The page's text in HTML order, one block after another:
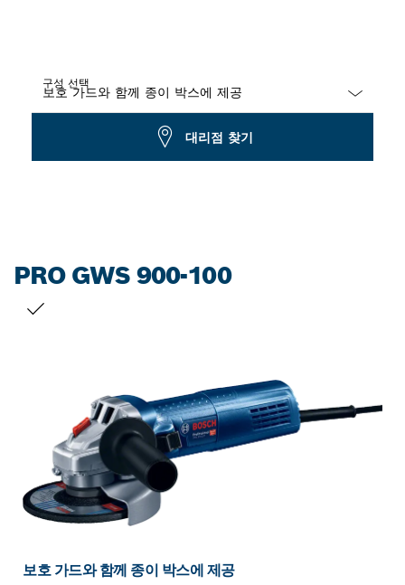
구성 선택
대리점 찾기
PRO GWS 900-100
보호 가드와 함께 종이 박스에 제공